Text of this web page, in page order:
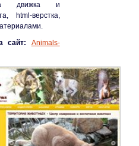
движка и
html-верстка,
сайт:
Animals-